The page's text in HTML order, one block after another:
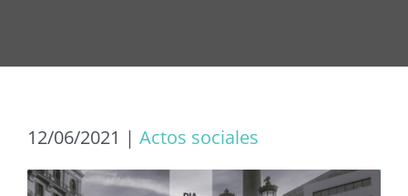
12/06/2021 | Actos sociales